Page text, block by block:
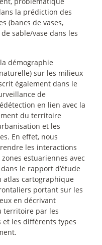
la prédiction des
(bancs de vases,
sable/vase dans les
démographie
sur les milieux
également dans le
de
en lien avec la
du territoire
et les
En effet, nous
les interactions
estuariennes avec
le rapport d’étude
atlas cartographique
portant sur les
en décrivant
territoire par les
et les différents types